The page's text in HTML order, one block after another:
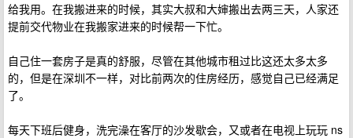
给我用。在我搬进来的时候，其实大叔和大婶搬出去两三天，人家还
提前交代物业在我搬家进来的时候帮一下忙。
自己住一套房子是真的舒服，尽管在其他城市租过比这还太多太多
的，但是在深圳不一样，对比前两次的住房经历，感觉自己已经满足
了。
每天下班后健身，洗完澡在客厅的沙发歇会，又或者在电视上玩玩 ns